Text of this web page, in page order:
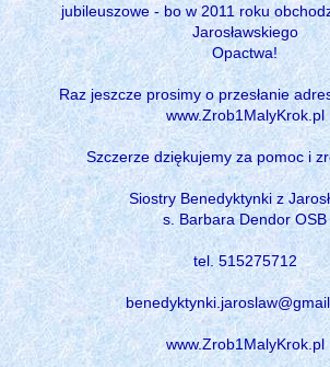
jubileuszowe - bo w 2011 roku
Jarosławskiego
Opactwa!
Raz jeszcze prosimy o przesłanie
www.Zrob1MalyKrok.pl
Szczerze dziękujemy za pomoc i
Siostry Benedyktynki z
s. Barbara Dendor OSB
tel. 515275712
www.Zrob1MalyKrok.pl